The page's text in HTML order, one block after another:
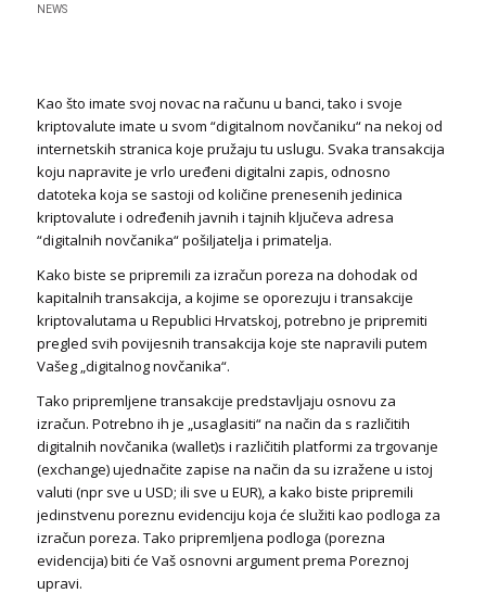
NEWS
Kao što imate svoj novac na računu u banci, tako i svoje
kriptovalute imate u svom “digitalnom novčaniku“ na nekoj od
internetskih stranica koje pružaju tu uslugu. Svaka transakcija
koju napravite je vrlo uređeni digitalni zapis, odnosno
datoteka koja se sastoji od količine prenesenih jedinica
kriptovalute i određenih javnih i tajnih ključeva adresa
“digitalnih novčanika“ pošiljatelja i primatelja.
Kako biste se pripremili za izračun poreza na dohodak od
kapitalnih transakcija, a kojime se oporezuju i transakcije
kriptovalutama u Republici Hrvatskoj, potrebno je pripremiti
pregled svih povijesnih transakcija koje ste napravili putem
Vašeg „digitalnog novčanika“.
Tako pripremljene transakcije predstavljaju osnovu za
izračun. Potrebno ih je „usaglasiti“ na način da s različitih
digitalnih novčanika (wallet)s i različitih platformi za trgovanje
(exchange) ujednačite zapise na način da su izražene u istoj
valuti (npr sve u USD; ili sve u EUR), a kako biste pripremili
jedinstvenu poreznu evidenciju koja će služiti kao podloga za
izračun poreza. Tako pripremljena podloga (porezna
evidencija) biti će Vaš osnovni argument prema Poreznoj
upravi.